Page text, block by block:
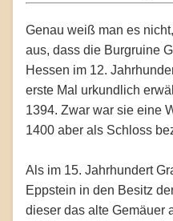
Genau weiß man es
aus, dass die Burgruine
Hessen im 12.
erste Mal urkundlich
1394. Zwar war sie eine
1400 aber als Schloss
Als im 15. Jahrhundert
Eppstein in den Besitz
dieser das alte Gemäuer